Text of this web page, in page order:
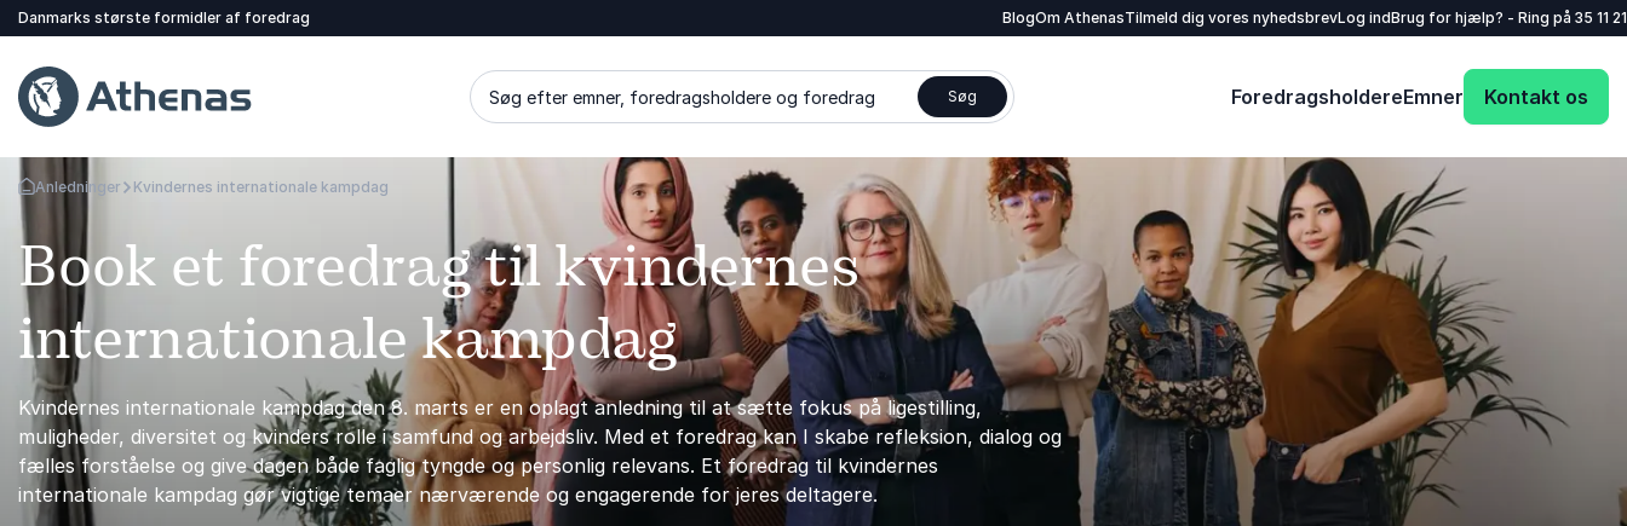
Danmarks største formidler af foredrag BlogOm AthenasTilmeld dig vores nyhedsbrevLog indBrug for hjælp? - Ring på 35 11
Søg efter emner, foredragsholdere og foredrag Søg ForedragsholdereEmner Kontakt os
Tilbage til forsiden
Anledninger Kvindernes internationale kampdag
Book et foredrag til kvindernes
internationale kampdag
Kvindernes internationale kampdag den 8. marts er en oplagt anledning til at sætte fokus på ligestilling,
muligheder, diversitet og kvinders rolle i samfund og arbejdsliv. Med et foredrag kan I skabe refleksion, dialog og
fælles forståelse og give dagen både faglig tyngde og personlig relevans. Et foredrag til kvindernes
internationale kampdag gør vigtige temaer nærværende og engagerende for jeres deltagere.
Dit navn
E-mail
Dit telefonnummer